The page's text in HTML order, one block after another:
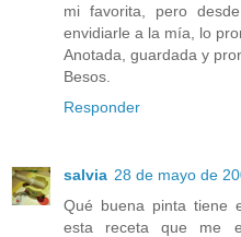
mi favorita, pero
envidiarle a la mía, lo
Anotada, guardada y
Besos.
Responder
salvia 28 de mayo de
Qué buena pinta tiene
esta receta que me